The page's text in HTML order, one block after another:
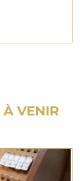
À VENIR